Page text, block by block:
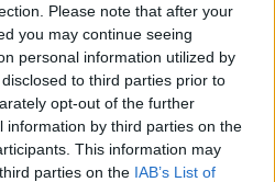
Please note that after your
you may continue seeing
personal information utilized by
to third parties prior to
opt-out of the further
information by third parties on the
This information may
parties on the IAB’s List of